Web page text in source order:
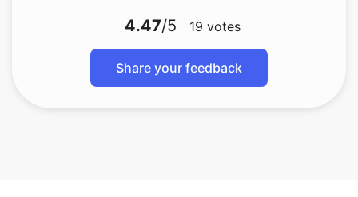
4.47/5 19 votes
Share your feedback